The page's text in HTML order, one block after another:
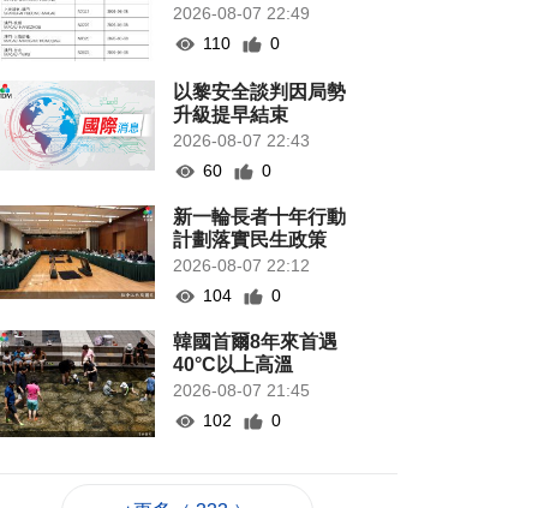
2026-08-07 22:49
110
0
以黎安全談判因局勢
升級提早結束
2026-08-07 22:43
60
0
新一輪長者十年行動
計劃落實民生政策
2026-08-07 22:12
104
0
韓國首爾8年來首遇
40°C以上高溫
2026-08-07 21:45
102
0